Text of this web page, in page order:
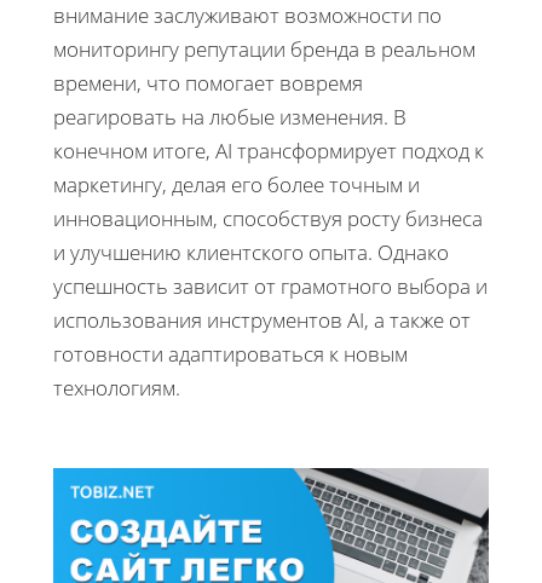
внимание заслуживают возможности по
мониторингу репутации бренда в реальном
времени, что помогает вовремя
реагировать на любые изменения. В
конечном итоге, AI трансформирует подход к
маркетингу, делая его более точным и
инновационным, способствуя росту бизнеса
и улучшению клиентского опыта. Однако
успешность зависит от грамотного выбора и
использования инструментов AI, а также от
готовности адаптироваться к новым
технологиям.